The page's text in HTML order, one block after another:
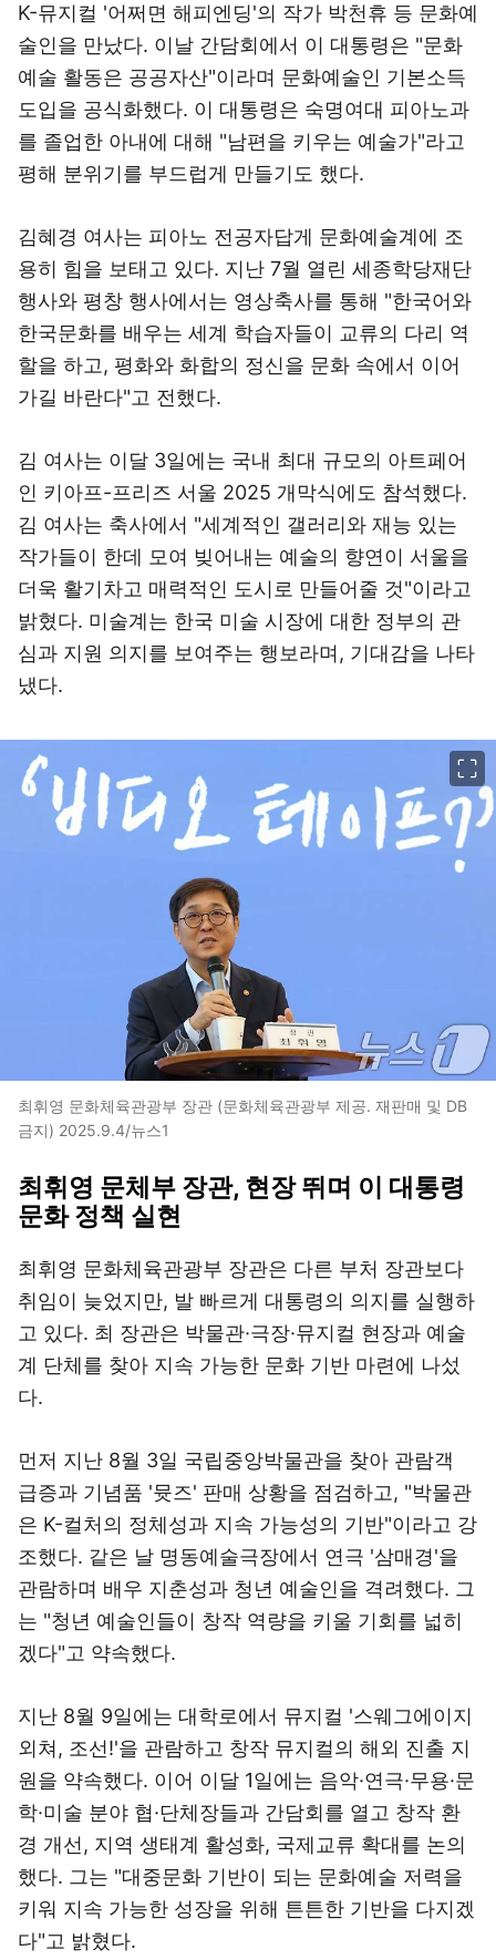
K-뮤지컬 '어쩌면 해피엔딩'의 작가 박천휴 등 문화예
술인을 만났다. 이날 간담회에서 이 대통령은 "문화
예술 활동은 공공자산"이라며 문화예술인 기본소득
도입을 공식화했다. 이 대통령은 숙명여대 피아노과
를 졸업한 아내에 대해 "남편을 키우는 예술가"라고
평해 분위기를 부드럽게 만들기도 했다.
김혜경 여사는 피아노 전공자답게 문화예술계에 조
용히 힘을 보태고 있다. 지난 7월 열린 세종학당재단
행사와 평창 행사에서는 영상축사를 통해 "한국어와
한국문화를 배우는 세계 학습자들이 교류의 다리 역
할을 하고, 평화와 화합의 정신을 문화 속에서 이어
가길 바란다"고 전했다.
김 여사는 이달 3일에는 국내 최대 규모의 아트페어
인 키아프-프리즈 서울 2025 개막식에도 참석했다.
김 여사는 축사에서 "세계적인 갤러리와 재능 있는
작가들이 한데 모여 빚어내는 예술의 향연이 서울을
더욱 활기차고 매력적인 도시로 만들어줄 것"이라고
밝혔다. 미술계는 한국 미술 시장에 대한 정부의 관
심과 지원 의지를 보여주는 행보라며, 기대감을 나타
냈다.
최휘영 문화체육관광부 장관 (문화체육관광부 제공. 재판매 및 DB
금지) 2025.9.4/뉴스1
최휘영 문체부 장관, 현장 뛰며 이 대통령
문화 정책 실현
최휘영 문화체육관광부 장관은 다른 부처 장관보다
취임이 늦었지만, 발 빠르게 대통령의 의지를 실행하
고 있다. 최 장관은 박물관·극장·뮤지컬 현장과 예술
계 단체를 찾아 지속 가능한 문화 기반 마련에 나섰
다.
먼저 지난 8월 3일 국립중앙박물관을 찾아 관람객
급증과 기념품 '뮷즈' 판매 상황을 점검하고, "박물관
은 K-컬처의 정체성과 지속 가능성의 기반"이라고 강
조했다. 같은 날 명동예술극장에서 연극 '삼매경'을
관람하며 배우 지춘성과 청년 예술인을 격려했다. 그
는 "청년 예술인들이 창작 역량을 키울 기회를 넓히
겠다"고 약속했다.
지난 8월 9일에는 대학로에서 뮤지컬 '스웨그에이지
외쳐, 조선!'을 관람하고 창작 뮤지컬의 해외 진출 지
원을 약속했다. 이어 이달 1일에는 음악·연극·무용·문
학·미술 분야 협·단체장들과 간담회를 열고 창작 환
경 개선, 지역 생태계 활성화, 국제교류 확대를 논의
했다. 그는 "대중문화 기반이 되는 문화예술 저력을
키워 지속 가능한 성장을 위해 튼튼한 기반을 다지겠
다"고 밝혔다.